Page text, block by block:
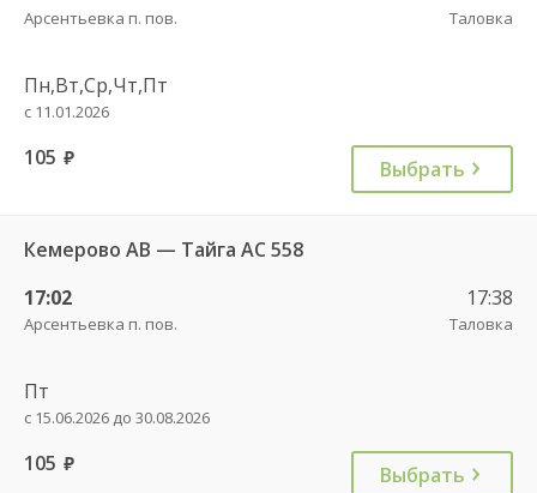
Арсентьевка п. пов. Таловка
Пн,Вт,Ср,Чт,Пт
с 11.01.2026
105 руб. Выбрать
Кемерово АВ — Тайга АС 558
17:02
Арсентьевка п. пов.
17:38
Таловка
Пт
с 15.06.2026 до 30.08.2026
105 руб. Выбрать